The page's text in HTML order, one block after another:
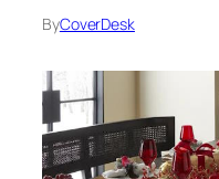
ByCoverDesk